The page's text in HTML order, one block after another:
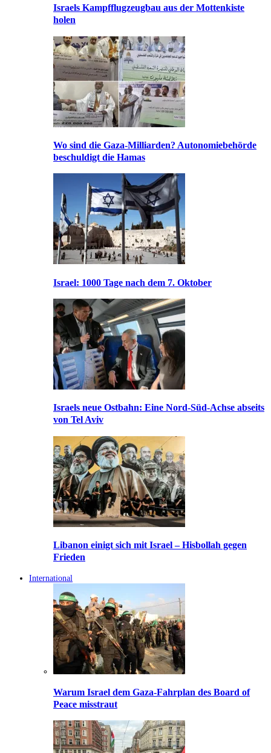
Israels Kampfflugzeugbau aus der Mottenkiste
holen
Wo sind die Gaza-Milliarden? Autonomiebehörde
beschuldigt die Hamas
Israel: 1000 Tage nach dem 7. Oktober
Israels neue Ostbahn: Eine Nord-Süd-Achse abseits
von Tel Aviv
Libanon einigt sich mit Israel – Hisbollah gegen
Frieden
International
Warum Israel dem Gaza-Fahrplan des Board of
Peace misstraut